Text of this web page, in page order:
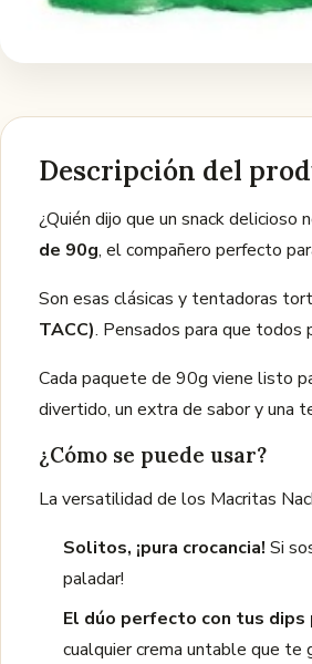
Descripción del
¿Quién dijo que un snack
de 90g, el compañero perfecto
Son esas clásicas y tentadoras
TACC). Pensados para que todos
Cada paquete de 90g viene listo
divertido, un extra de sabor y una
¿Cómo se puede usar?
La versatilidad de los Macritas
Solitos, ¡pura crocancia! Si
paladar!
El dúo perfecto con tus
cualquier crema untable que te